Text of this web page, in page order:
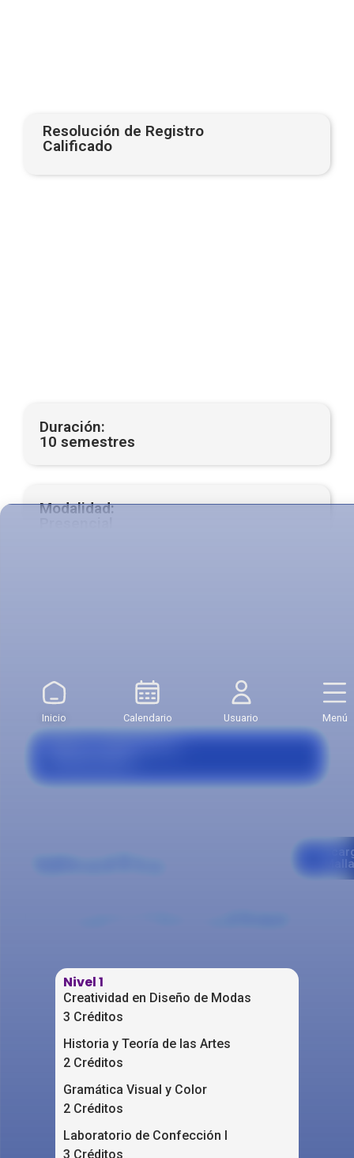
Resolución de Registro
Calificado
Duración:
10 semestres
Modalidad:
Becas, Convenios y
Malla
Nivel 1
Creatividad en Diseño de Modas
3 Créditos
Historia y Teoría de las Artes
2 Créditos
Gramática Visual y Color
2 Créditos
Laboratorio de Confección I
3 Créditos
Inicio Calendario Usuario Menú